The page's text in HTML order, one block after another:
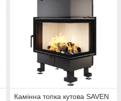
Камінна топка кутова SAVEN